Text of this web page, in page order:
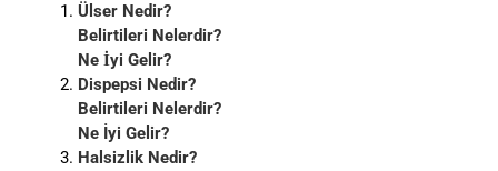
Ülser Nedir?
Belirtileri Nelerdir?
Ne İyi Gelir?
Dispepsi Nedir?
Belirtileri Nelerdir?
Ne İyi Gelir?
Halsizlik Nedir?